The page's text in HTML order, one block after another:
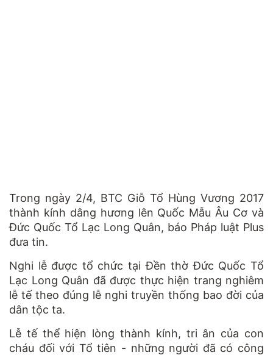
Trong ngày 2/4, BTC Giỗ Tổ Hùng Vương 2017
thành kính dâng hương lên Quốc Mẫu Âu Cơ và
Đức Quốc Tổ Lạc Long Quân, báo Pháp luật Plus
đưa tin.
Nghi lễ được tổ chức tại Đền thờ Đức Quốc Tổ
Lạc Long Quân đã được thực hiện trang nghiêm
lễ tế theo đúng lễ nghi truyền thống bao đời của
dân tộc ta.
Lễ tế thể hiện lòng thành kính, tri ân của con
cháu đối với Tổ tiên - những người đã có công